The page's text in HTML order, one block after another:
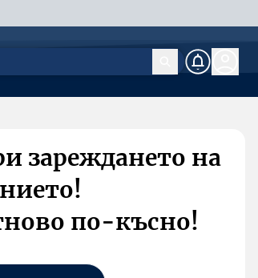
зареждането на
по-късно!